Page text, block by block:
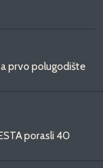
prvo polugodište
porasli 40